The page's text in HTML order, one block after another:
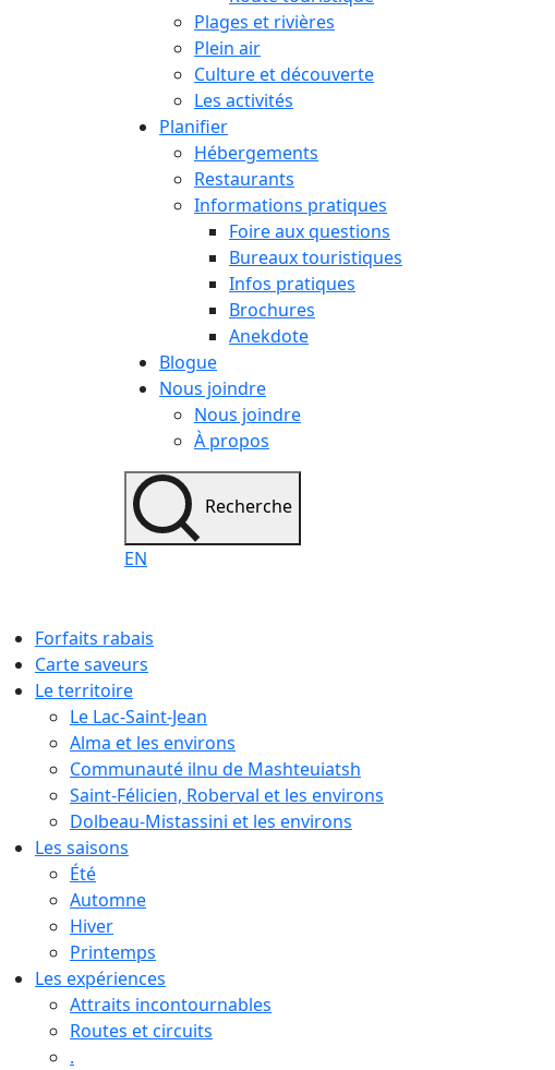
Plages et rivières
Plein air
Culture et découverte
Les activités
Planifier
Hébergements
Restaurants
Informations pratiques
Foire aux questions
Bureaux touristiques
Infos pratiques
Brochures
Anekdote
Blogue
Nous joindre
Nous joindre
À propos
Recherche
EN
Forfaits rabais
Carte saveurs
Le territoire
Le Lac-Saint-Jean
Alma et les environs
Communauté ilnu de Mashteuiatsh
Saint-Félicien, Roberval et les environs
Dolbeau-Mistassini et les environs
Les saisons
Été
Automne
Hiver
Printemps
Les expériences
Attraits incontournables
Routes et circuits
.